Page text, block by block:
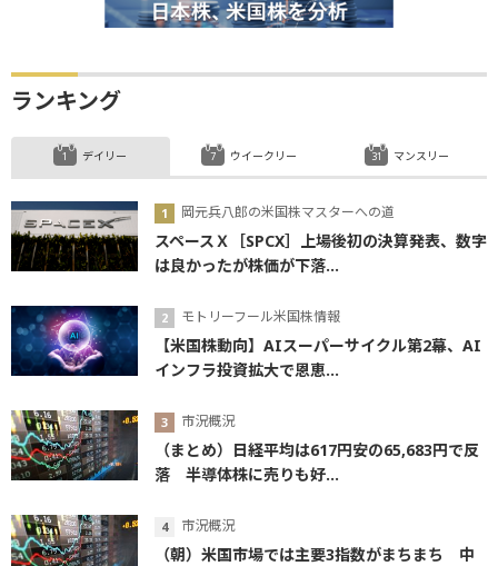
ランキング
デイリー
岡元兵八郎の米国株マスターへの道
スペースＸ［SPCX］上場後初の決算発表、数字
は良かったが株価が下落...
モトリーフール米国株情報
【米国株動向】AIスーパーサイクル第2幕、AI
インフラ投資拡大で恩恵...
市況概況
（まとめ）日経平均は617円安の65,683円で反
落 半導体株に売りも好...
市況概況
（朝）米国市場では主要3指数がまちまち 中
ウイークリー マンスリー